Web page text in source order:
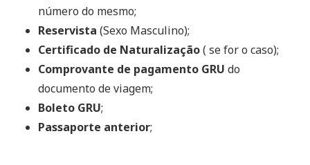
número do mesmo;
Reservista (Sexo Masculino);
Certificado de Naturalização( se for o caso);
Comprovante de pagamento GRU do
documento de viagem;
Boleto GRU;
Passaporte anterior;